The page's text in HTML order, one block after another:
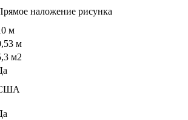
наложение рисунка
м
м
м2